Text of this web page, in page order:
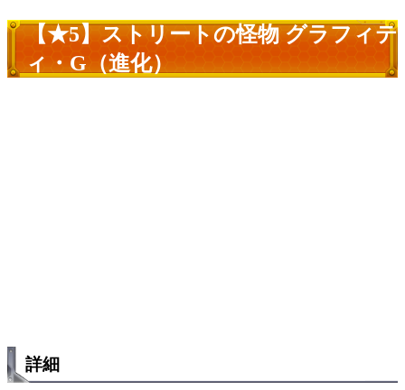
【★5】ストリートの怪物 グラフィテ
ィ・G（進化）
詳細